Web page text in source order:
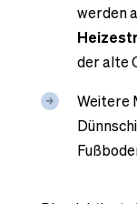
werden
der alte
Weitere